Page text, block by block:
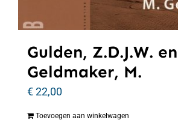
Gulden, Z.D.J.W. en
Geldmaker, M.
€22,00
Toevoegen aan winkelwagen